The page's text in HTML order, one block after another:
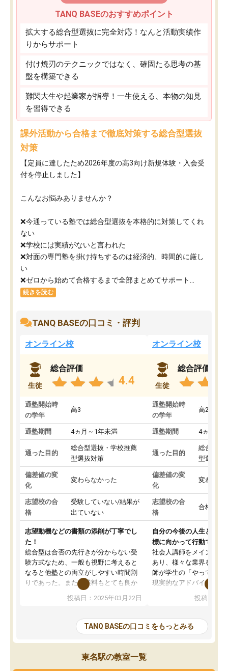
TANQ BASEのおすすめポイント
拡大する総合型選抜に完全対応！なんと活動実績作
りからサポート
付け焼刃のテクニックではなく、確固たる思考の基
盤を構築できる
難関大生や起業家が指導！一生使える、本物の知見
を習得できる
課外活動から合格まで徹底対策する総合型選抜
対策
【定員に達したため2026年度の高3向け新規体験・入会受
付を停止しました】
こんなお悩みありませんか？
❌今通っている塾では総合型選抜を本格的に対策してくれ
ない
❌学校には実績がないと言われた
❌対面の専門塾を掛け持ちするのは経済的、時間的に厳し
い
❌ゼロから始めて合格するまで全部まとめてサポート...
続きを読む
TANQ BASEの口コミ・評判
オンライン校
生徒
総合評価
4.4
通塾開始時
の学年
高3
通塾期間 4ヵ月～1年未満
通った目的
総合型選抜・学校推薦
型選抜対策
偏差値の変
化
変わらなかった
志望校の合
格
受験していない/結果が
出ていない
志望動機などの書類の添削が丁寧でし
た！
総合型は合否の先行きが分からない受
験方式なため、一般も視野に考えると
なると他塾との両立がしやすい時間割
りであった。また授業料もとても良か
総合型の多くの塾は大学生が見ること
大学生の目だけでなく、数人の大人に
も目を通して頂ける。そのため多くの
意見を聞くことができ、より良いもの
を推敲することが可能だ。
どの人も優しく、親身に接してくださ
投稿日：2025年03月22日
オンライン校
生徒
総合評価
通塾開始時
の学年
高2
通塾期間 4ヵ月～1
通った目的
総合型選
型選抜対
偏差値の変
化
変わらな
志望校の合
格
合格した
自分の今後の人生と真剣
標に向かって行動できる
社会人講師をメインとし
あり、様々な業界を経験
師が学生の「やってみた
現実的なアドバイスを行
分野について学生知識
総合型選抜対策として志
接・小論文などの技術指
ション内容になっていま
投稿日：
TANQ BASEの口コミをもっとみる
東名駅の教室一覧